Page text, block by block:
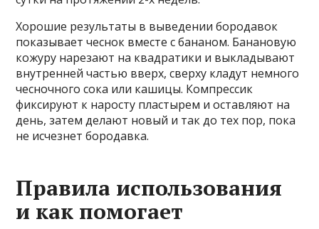
Хорошие результаты в выведении бородавок
показывает чеснок вместе с бананом. Банановую
кожуру нарезают на квадратики и выкладывают
внутренней частью вверх, сверху кладут немного
чесночного сока или кашицы. Компрессик
фиксируют к наросту пластырем и оставляют на
день, затем делают новый и так до тех пор, пока
не исчезнет бородавка.
Правила использования
и как помогает